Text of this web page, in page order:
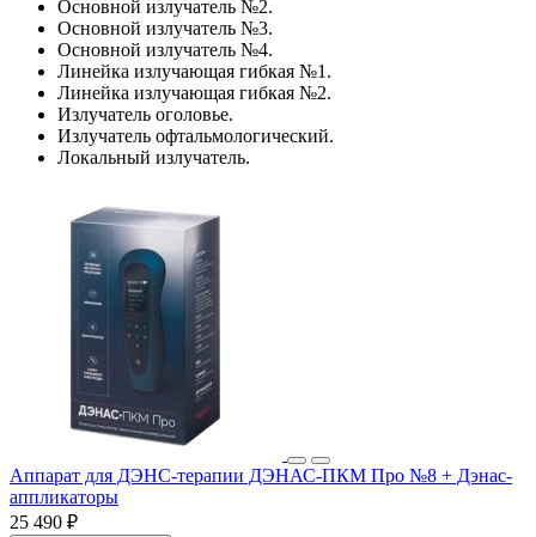
Основной излучатель №2.
Основной излучатель №3.
Основной излучатель №4.
Линейка излучающая гибкая №1.
Линейка излучающая гибкая №2.
Излучатель оголовье.
Излучатель офтальмологический.
Локальный излучатель.
Аппарат для ДЭНС-терапии ДЭНАС-ПКМ Про №8 + Дэнас-
аппликаторы
25 490 ₽